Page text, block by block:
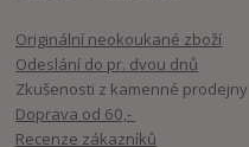
Originální neokoukané zboží
Odeslání do pr. dvou dnů
Zkušenosti z kamenné prodejny
Doprava od 60,-
Recenze zákazníků